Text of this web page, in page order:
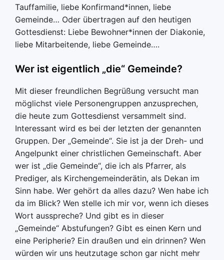
Tauffamilie, liebe Konfirmand*innen, liebe
Gemeinde… Oder übertragen auf den heutigen
Gottesdienst: Liebe Bewohner*innen der Diakonie,
liebe Mitarbeitende, liebe Gemeinde….
Wer ist eigentlich „die“ Gemeinde?
Mit dieser freundlichen Begrüßung versucht man
möglichst viele Personengruppen anzusprechen,
die heute zum Gottesdienst versammelt sind.
Interessant wird es bei der letzten der genannten
Gruppen. Der „Gemeinde“. Sie ist ja der Dreh- und
Angelpunkt einer christlichen Gemeinschaft. Aber
wer ist „die Gemeinde“, die ich als Pfarrer, als
Prediger, als Kirchengemeinderätin, als Dekan im
Sinn habe. Wer gehört da alles dazu? Wen habe ich
da im Blick? Wen stelle ich mir vor, wenn ich dieses
Wort ausspreche? Und gibt es in dieser
„Gemeinde“ Abstufungen? Gibt es einen Kern und
eine Peripherie? Ein draußen und ein drinnen? Wen
würden wir uns heutzutage schon gar nicht mehr